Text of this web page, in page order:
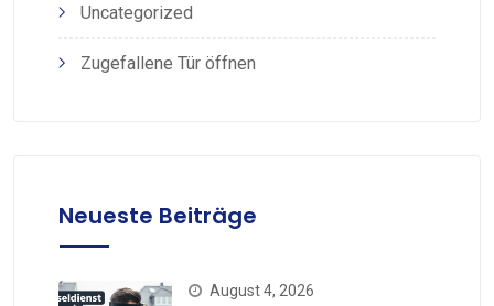
Uncategorized
Zugefallene Tür öffnen
Neueste Beiträge
August 4, 2026